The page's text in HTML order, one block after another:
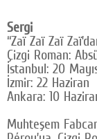
Sergi
“Zaï Zaï Zaï
Çizgi Roman:
İstanbul: 20
İzmir: 22 Haziran
Ankara: 10
Muhteşem